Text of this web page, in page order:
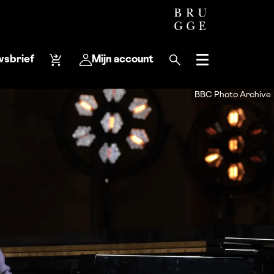
Mijn account Menu
BBC Photo Archive